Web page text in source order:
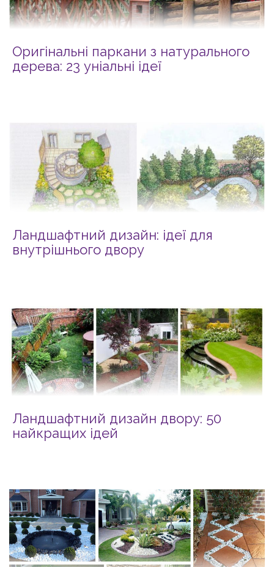
Оригінальні паркани з натурального
дерева: 23 уніальні ідеї
Ландшафтний дизайн: ідеї для
внутрішнього двору
Ландшафтний дизайн двору: 50
найкращих ідей